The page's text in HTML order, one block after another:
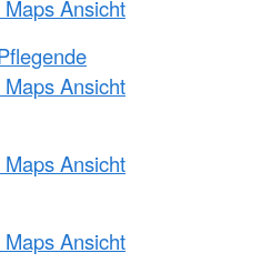
Ansicht
Ansicht
Ansicht
Ansicht